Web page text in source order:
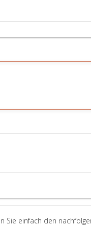
Sie einfach den